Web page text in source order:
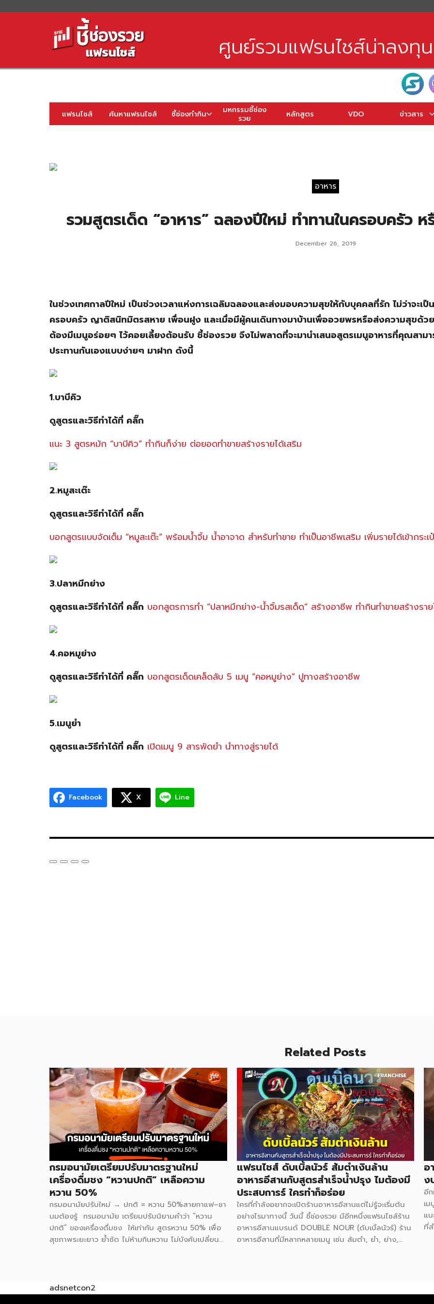
ศูนย์รวมแฟรนไชส์น่าลงทุน
แฟรนไชส์ ค้นหาแฟรนไชส์ ชี้ช่องทำกิน
มหกรรมชี้ช่อง
รวย
หลักสูตร VDO ข่าวสาร
อาหาร
รวมสูตรเด็ด “อาหาร” ฉลองปีใหม่ ทำทานในครอบครัว
December 26, 2019
ในช่วงเทศกาลปีใหม่ เป็นช่วงเวลาแห่งการเฉลิมฉลองและส่งมอบความสุขให้กับบุคคลที่รัก ไม่ว่าจะเป็น
ครอบครัว ญาติสนิทมิตรสหาย เพื่อนฝูง และเมื่อมีผู้คนเดินทางมาบ้านเพื่ออวยพรหรือส่งความสุขด้ว
ต้องมีเมนูอร่อยๆ ไว้คอยเลี้ยงต้อนรับ ชี้ช่องรวย จึงไม่พลาดที่จะมานำเสนอสูตรเมนูอาหารที่คุณสาม
ประทานกันเองแบบง่ายๆ มาฝาก ดังนี้
1.บาบีคิว
ดูสูตรและวิธีทำได้ที่ คลิ๊ก
แนะ 3 สูตรหมัก “บาบีคิว” ทำกินก็ง่าย ต่อยอดทำขายสร้างรายได้เสริม
2.หมูสะเต๊ะ
ดูสูตรและวิธีทำได้ที่ คลิ๊ก
บอกสูตรแบบจัดเต็ม “หมูสะเต๊ะ” พร้อมน้ำจิ้ม น้ำอาจาด สำหรับทำขาย ทำเป็นอาชีพเสริม เพิ่มรายได้เข้ากระเ
3.ปลาหมึกย่าง
ดูสูตรและวิธีทำได้ที่ คลิ๊ก บอกสูตรการทำ “ปลาหมึกย่าง-น้ำจิ้มรสเด็ด” สร้างอาชีพ ทำกินทำขายสร้างรา
4.คอหมูย่าง
ดูสูตรและวิธีทำได้ที่ คลิ๊ก บอกสูตรเด็ดเคล็ดลับ 5 เมนู “คอหมูย่าง” ปูทางสร้างอาชีพ
5.เมนูยำ
ดูสูตรและวิธีทำได้ที่ คลิ๊ก เปิดเมนู 9 สารพัดยำ นำทางสู่รายได้
Facebook X Line
Related Posts
กรมอนามัยเตรียมปรับมาตรฐานใหม่
เครื่องดื่มชง “หวานปกติ” เหลือความ
หวาน 50%
กรมอนามัยปรับใหม่ → ปกติ = หวาน 50%สายกาแฟ–ชา
นมต้องรู้ กรมอนามัย เตรียมปรับนิยามคำว่า “หวาน
ปกติ” ของเครื่องดื่มชง ให้เท่ากับ สูตรหวาน 50% เพื่อ
สุขภาพระยะยาว ย้ำชัด ไม่ห้ามกินหวาน ไม่บังคับเปลี่ยน
รายละเอียดเพิ่มเติมในการเปิดตัวอย่างเป็นทางการวันที่ 11
กุมภาพันธ์นี้ แบรนด์ที่เข้าร่วม Inthanin / Cafe
แฟรนไชส์ ดับเบิ้ลนัวร์ ส้มตำเงินล้าน
อาหารอีสานกับสูตรสำเร็จน้ำปรุง ไมต้องมี
ประสบการร์ ใครทำก็อร่อย
ใครที่กำลังอยากจะเปิดร้านอาหารอีสานแต่ไม่รู้จะเริ่มต้น
อย่างไรมาทางนี้ วันนี้ ชี้ช่องรวย มีอีกหนึ่งแฟรนไชส์ร้าน
อาหารอีสานแบรนด์ DOUBLE NOUR (ดับเบิ้ลนัวร์) ร้าน
อาหารอีสานที่มีหลากหลายเมนู เช่น ส้มตำ, ยำ, ย่าง,
อร่อย ด้วยน้ำปรุงสำเร็จ สูตรเฉพาะกว่า 20 น้ำปรุง เช่น
อ
ง
อี
เ
แ
ที่
มี
adsnetcon2